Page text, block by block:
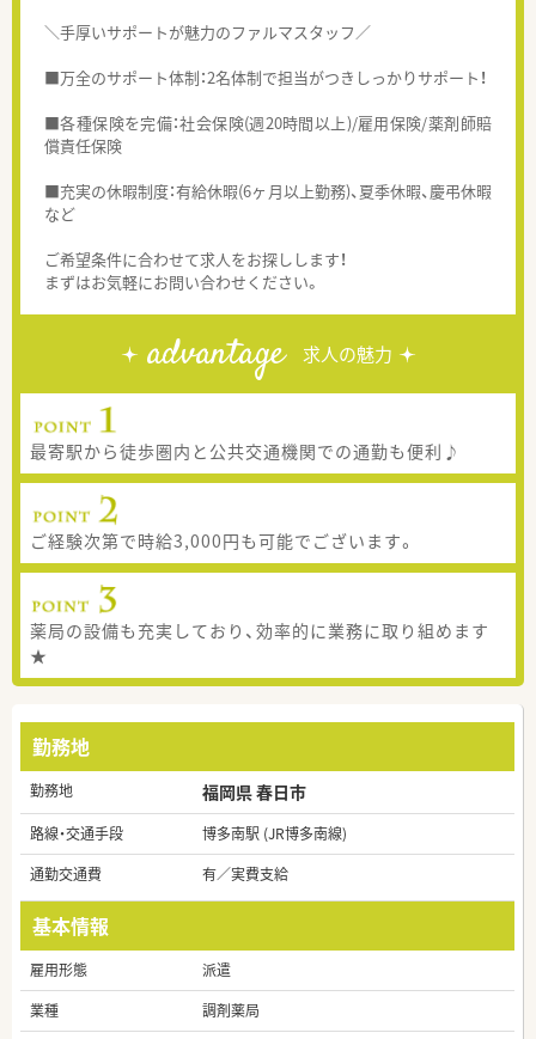
＼手厚いサポートが魅力のファルマスタッフ／
■万全のサポート体制：2名体制で担当がつきしっかりサポート！
■各種保険を完備：社会保険(週20時間以上)/雇用保険/薬剤師賠
償責任保険
■充実の休暇制度：有給休暇(6ヶ月以上勤務)、夏季休暇、慶弔休暇
など
ご希望条件に合わせて求人をお探しします！
まずはお気軽にお問い合わせください。
advantage 求人の魅力
最寄駅から徒歩圏内と公共交通機関での通勤も便利♪
ご経験次第で時給3,000円も可能でございます。
薬局の設備も充実しており、効率的に業務に取り組めます
★
勤務地
勤務地 福岡県 春日市
路線・交通手段
博多南駅 (JR博多南線)
通勤交通費
有／実費支給
基本情報
雇用形態
派遣
業種
調剤薬局